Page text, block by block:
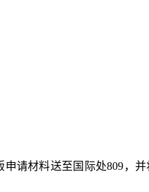
请材料送至国际处809，